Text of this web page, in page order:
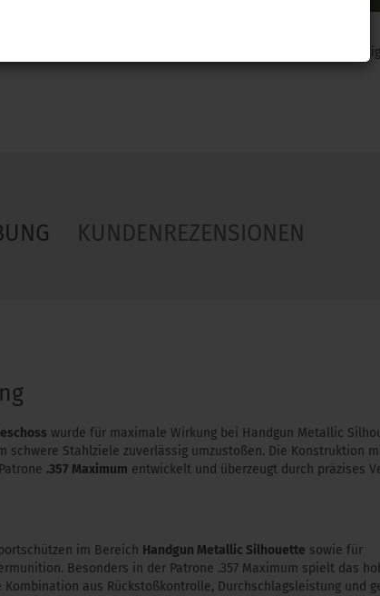
Woanders
KUNDENREZENSIONEN
wurde für maximale Wirkung bei Handgun Metallic
schwere Stahlziele zuverlässig umzustoßen. Die Konstruktion
.357 Maximum entwickelt und überzeugt durch präzises
im Bereich Handgun Metallic Silhouette sowie für
Besonders in der Patrone .357 Maximum spielt das
aus Rückstoßkontrolle, Durchschlagsleistung und